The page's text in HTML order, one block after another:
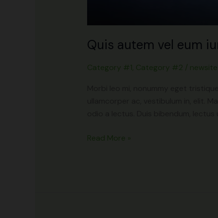
Quis autem vel eum
Category #1, Category #2 / newsite
Read More »